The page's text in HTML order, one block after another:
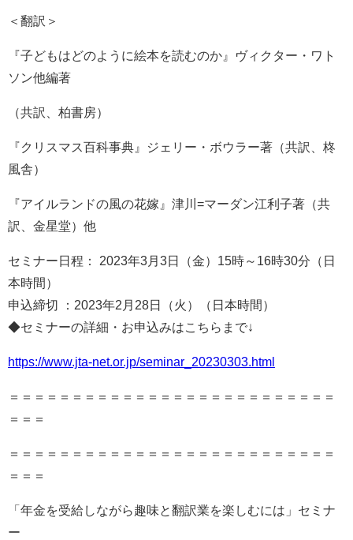
＜翻訳＞
『子どもはどのように絵本を読むのか』ヴィクター・ワト
ソン他編著
（共訳、柏書房）
『クリスマス百科事典』ジェリー・ボウラー著（共訳、柊
風舎）
『アイルランドの風の花嫁』津川=マーダン江利子著（共
訳、金星堂）他
セミナー日程： 2023年3月3日（金）15時～16時30分（日
本時間）
申込締切 ：2023年2月28日（火）（日本時間）
◆セミナーの詳細・お申込みはこちらまで↓
https://www.jta-net.or.jp/seminar_20230303.html
＝＝＝＝＝＝＝＝＝＝＝＝＝＝＝＝＝＝＝＝＝＝＝＝＝＝
＝＝＝
＝＝＝＝＝＝＝＝＝＝＝＝＝＝＝＝＝＝＝＝＝＝＝＝＝＝
＝＝＝
「年金を受給しながら趣味と翻訳業を楽しむには」セミナ
ー